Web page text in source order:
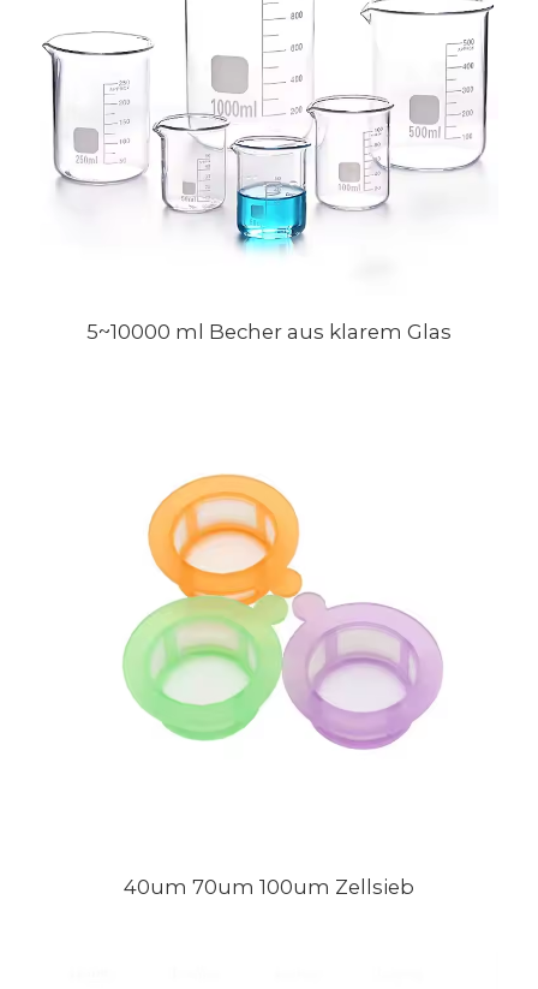
5~10000 ml Becher aus klarem Glas
40um 70um 100um Zellsieb